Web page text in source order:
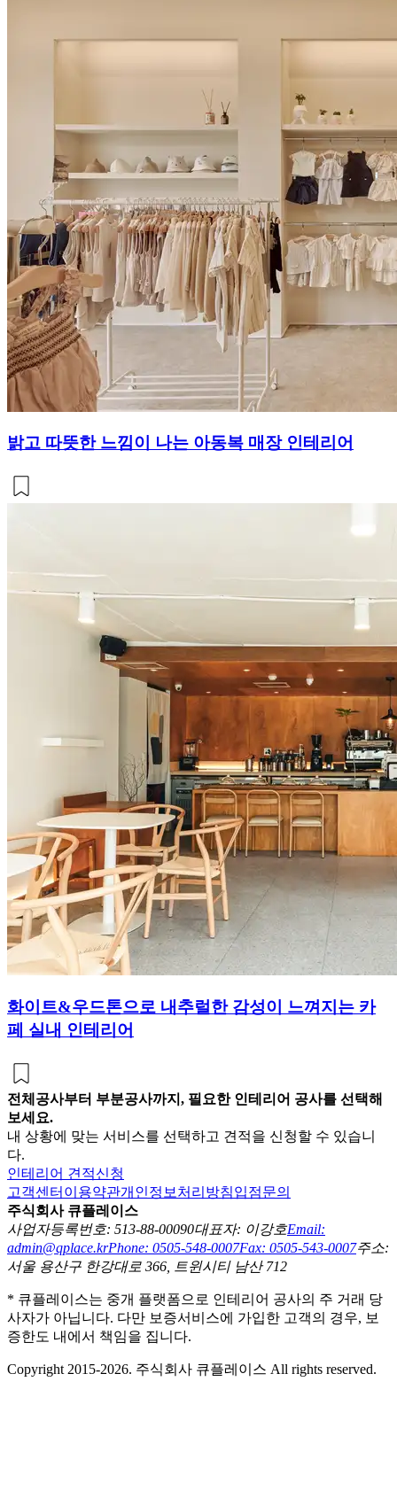
밝고 따뜻한 느낌이 나는 아동복 매장 인테리어
화이트&우드톤으로 내추럴한 감성이 느껴지는 카
페 실내 인테리어
전체공사부터 부분공사까지, 필요한 인테리어 공사를 선택해
보세요.
내 상황에 맞는 서비스를 선택하고 견적을 신청할 수 있습니
다.
인테리어 견적신청
고객센터 이용약관개인정보처리방침입점문의
주식회사 큐플레이스
사업자등록번호: 513-88-00090대표자: 이강호Email:
admin@qplace.krPhone: 0505-548-0007Fax: 0505-543-0007주소:
서울 용산구 한강대로 366, 트윈시티 남산 712
* 큐플레이스는 중개 플랫폼으로 인테리어 공사의 주 거래 당
사자가 아닙니다. 다만 보증서비스에 가입한 고객의 경우, 보
증한도 내에서 책임을 집니다.
Copyright 2015-2026. 주식회사 큐플레이스 All rights reserved.